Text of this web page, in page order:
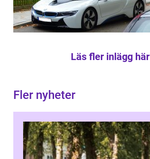
Läs fler inlägg här
Fler nyheter